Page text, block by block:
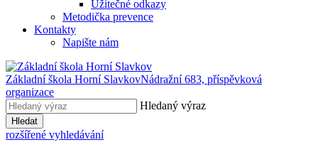
Užitečné odkazy
Metodička prevence
Kontakty
Napište nám
Základní škola Horní SlavkovNádražní 683, příspěvková
organizace
Hledaný výraz
Hledat
rozšířené vyhledávání